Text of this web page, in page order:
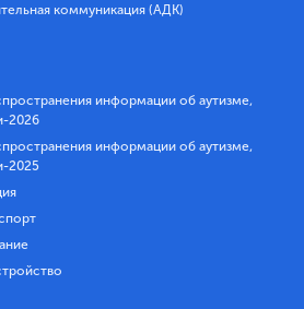
коммуникация (АДК)
информации об аутизме,
2026
информации об аутизме,
2025